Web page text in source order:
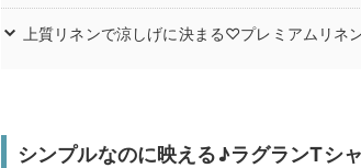
上質リネンで涼しげに決まる♡プレミアムリネ
シンプルなのに映える♪ラグランTシ